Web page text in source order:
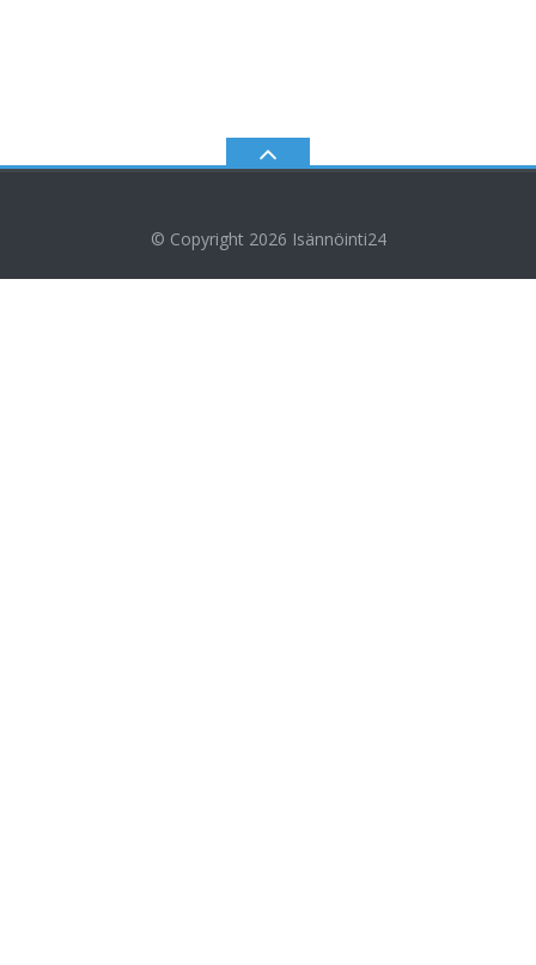
© Copyright 2026 Isännöinti24